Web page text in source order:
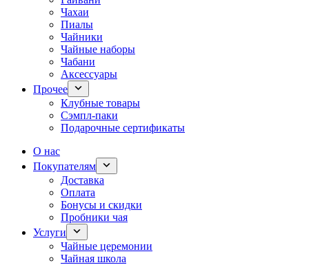
Чахаи
Пиалы
Чайники
Чайные наборы
Чабани
Аксессуары
Прочее
Клубные товары
Сэмпл-паки
Подарочные сертификаты
О нас
Покупателям
Доставка
Оплата
Бонусы и скидки
Пробники чая
Услуги
Чайные церемонии
Чайная школа